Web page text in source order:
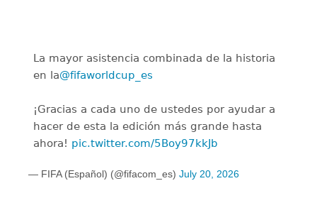
La mayor asistencia combinada de la historia
en la@fifaworldcup_es
¡Gracias a cada uno de ustedes por ayudar a
hacer de esta la edición más grande hasta
ahora! pic.twitter.com/5Boy97kkJb
— FIFA (Español) (@fifacom_es) July 20, 2026